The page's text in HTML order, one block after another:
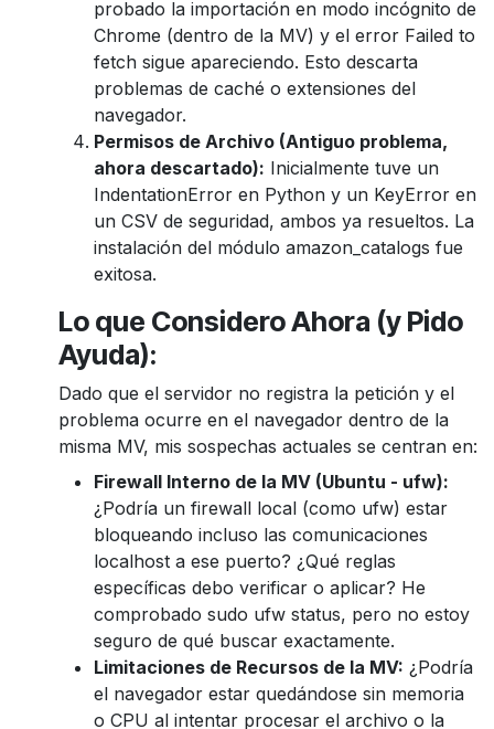
probado la importación en modo incógnito de
Chrome (dentro de la MV) y el error Failed to
fetch sigue apareciendo. Esto descarta
problemas de caché o extensiones del
navegador.
Permisos de Archivo (Antiguo problema,
ahora descartado): Inicialmente tuve un
IndentationError en Python y un KeyError en
un CSV de seguridad, ambos ya resueltos. La
instalación del módulo amazon_catalogs fue
exitosa.
Lo que Considero Ahora (y Pido
Ayuda):
Dado que el servidor no registra la petición y el
problema ocurre en el navegador dentro de la
misma MV, mis sospechas actuales se centran en:
Firewall Interno de la MV (Ubuntu - ufw):
¿Podría un firewall local (como ufw) estar
bloqueando incluso las comunicaciones
localhost a ese puerto? ¿Qué reglas
específicas debo verificar o aplicar? He
comprobado sudo ufw status, pero no estoy
seguro de qué buscar exactamente.
Limitaciones de Recursos de la MV: ¿Podría
el navegador estar quedándose sin memoria
o CPU al intentar procesar el archivo o la